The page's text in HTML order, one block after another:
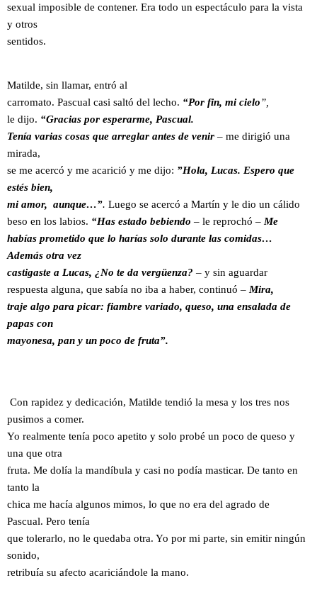
sexual imposible de contener. Era todo un espectáculo para la vista
y otros
sentidos.
Matilde, sin llamar, entró al
carromato. Pascual casi saltó del lecho. “Por fin, mi cielo”,
le dijo. “Gracias por esperarme, Pascual.
Tenía varias cosas que arreglar antes de venir – me dirigió una
mirada,
se me acercó y me acarició y me dijo: ”Hola, Lucas. Espero que
estés bien,
mi amor, aunque…”. Luego se acercó a Martín y le dio un cálido
beso en los labios. “Has estado bebiendo – le reprochó – Me
habías prometido que lo harías solo durante las comidas…
Además otra vez
castigaste a Lucas, ¿No te da vergüenza? – y sin aguardar
respuesta alguna, que sabía no iba a haber, continuó – Mira,
traje algo para picar: fiambre variado, queso, una ensalada de
papas con
mayonesa, pan y un poco de fruta”.
Con rapidez y dedicación, Matilde tendió la mesa y los tres nos
pusimos a comer.
Yo realmente tenía poco apetito y solo probé un poco de queso y
una que otra
fruta. Me dolía la mandíbula y casi no podía masticar. De tanto en
tanto la
chica me hacía algunos mimos, lo que no era del agrado de
Pascual. Pero tenía
que tolerarlo, no le quedaba otra. Yo por mi parte, sin emitir ningún
sonido,
retribuía su afecto acariciándole la mano.